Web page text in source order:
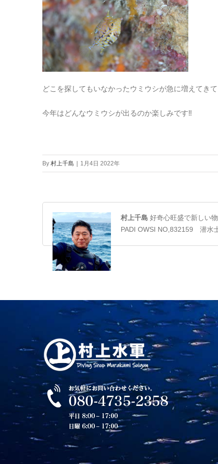
どこを探してもいなかったウミウシが急に増えてき
今年はどんなウミウシが出るのか楽しみです‼
By 村上千島 1月4日 2022年
村上千島 好奇心旺盛で新しい
PADI OWSI NO,832159 潜水